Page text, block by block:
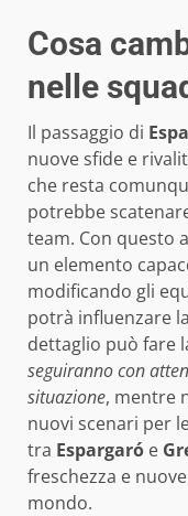
Cosa
nelle
Il passaggio di
nuove sfide e
che resta
potrebbe
team. Con questo
un elemento
modificando gli
potrà influenzare
dettaglio può fare
seguiranno con
situazione, mentre
nuovi scenari per
tra Espargaró e
freschezza e
mondo.